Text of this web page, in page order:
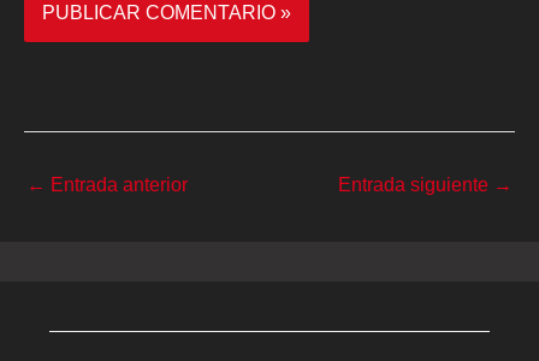
← Entrada anterior Entrada siguiente →